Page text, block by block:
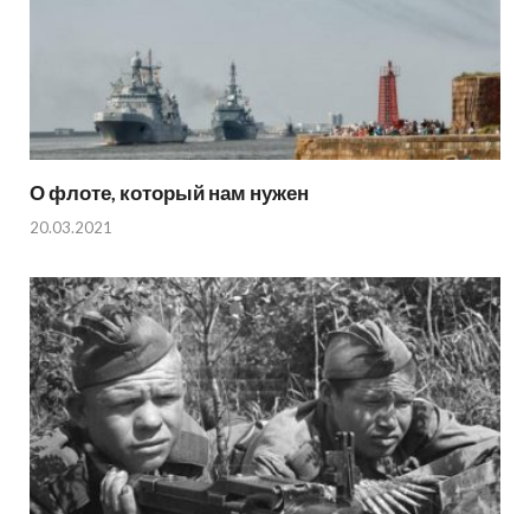
О флоте, который нам нужен
20.03.2021